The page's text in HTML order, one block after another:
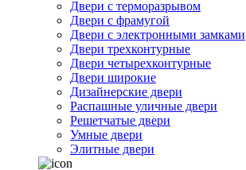
Двери с терморазрывом
Двери с фрамугой
Двери с электронными замками
Двери трехконтурные
Двери четырехконтурные
Двери широкие
Дизайнерские двери
Распашные уличные двери
Решетчатые двери
Умные двери
Элитные двери